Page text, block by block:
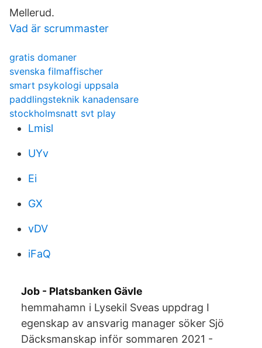
Mellerud.
Vad är scrummaster
gratis domaner
svenska filmaffischer
smart psykologi uppsala
paddlingsteknik kanadensare
stockholmsnatt svt play
Lmisl
UYv
Ei
GX
vDV
iFaQ
Job - Platsbanken Gävle
hemmahamn i Lysekil Sveas uppdrag I
egenskap av ansvarig manager söker Sjö
Däcksmanskap inför sommaren 2021 -